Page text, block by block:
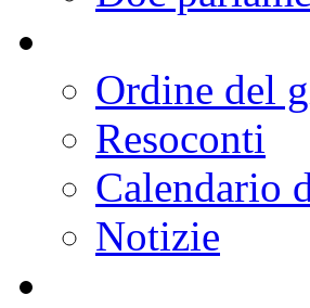
Ordine del
Resoconti
Calendario
Notizie